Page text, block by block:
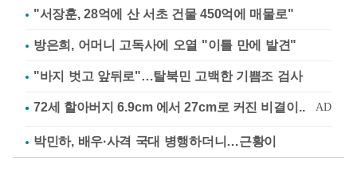
"서장훈, 28억에 산 서초 건물 450억에 매물로"
방은희, 어머니 고독사에 오열 "이틀 만에 발견"
"바지 벗고 앞뒤로"…탈북민 고백한 기쁨조 검사
박민하, 배우·사격 국대 병행하더니…근황이